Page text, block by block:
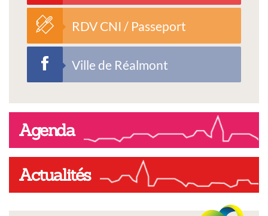
RDV CNI / Passeport
Ville de Réalmont
Agenda
Actualités